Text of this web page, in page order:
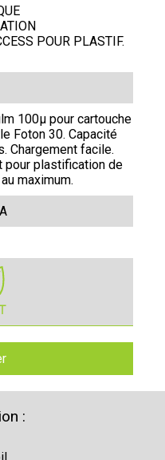
POUR PLASTIF.
100µ pour cartouche
Foton 30. Capacité
Chargement facile.
pour plastification de
maximum.
: